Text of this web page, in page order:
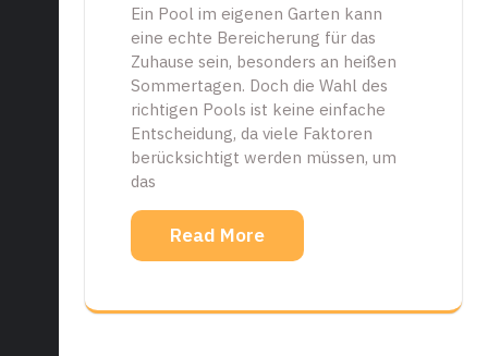
Ein Pool im eigenen Garten kann
eine echte Bereicherung für das
Zuhause sein, besonders an heißen
Sommertagen. Doch die Wahl des
richtigen Pools ist keine einfache
Entscheidung, da viele Faktoren
berücksichtigt werden müssen, um
das
Read More